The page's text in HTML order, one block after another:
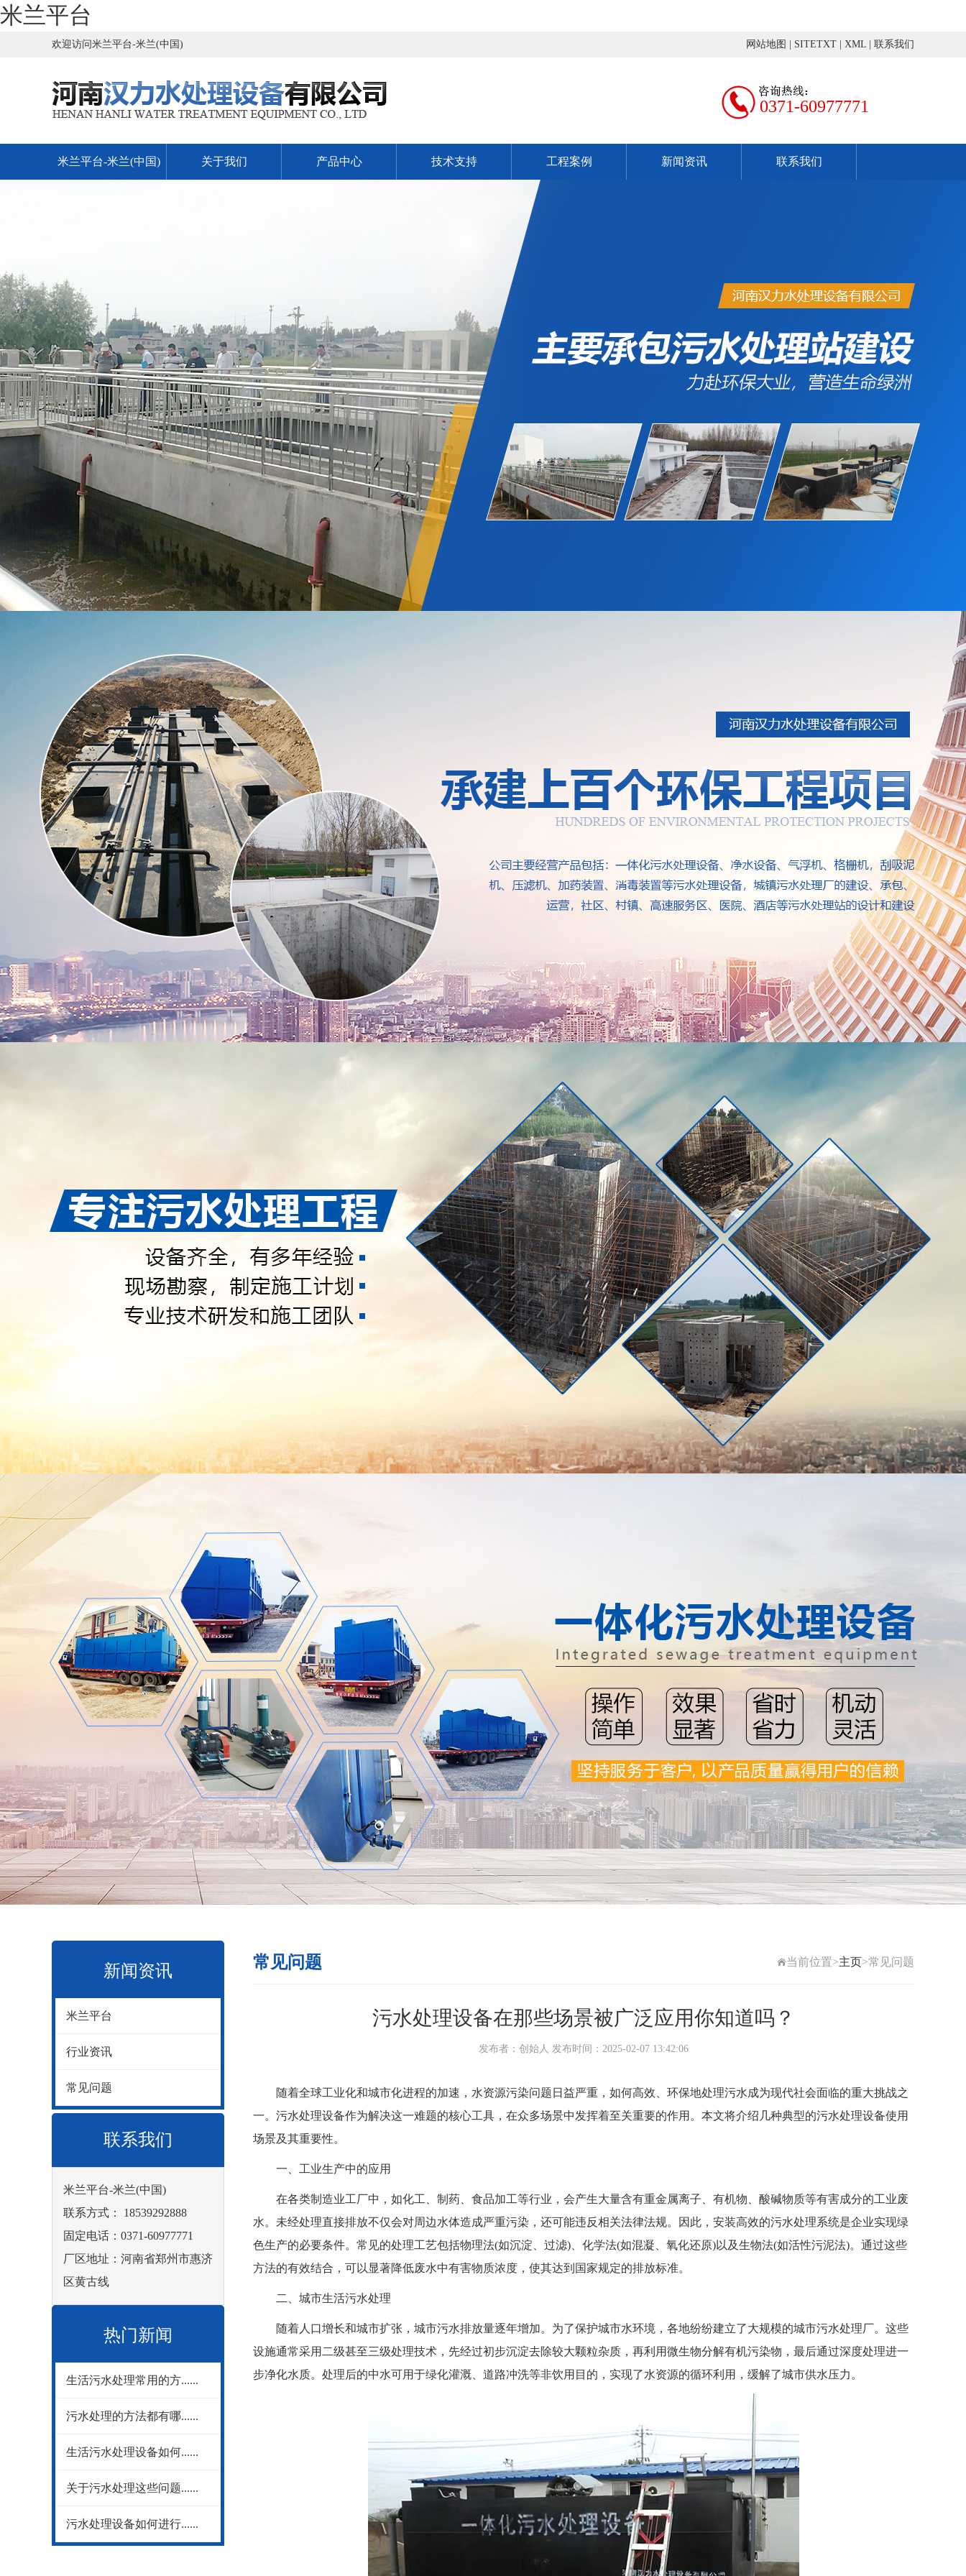
米兰平台
欢迎访问米兰平台-米兰(中国) 网站地图 SITETXT XML 联系我们
0371-60977771
米兰平台-米兰(中国) 关于我们 产品中心 技术支持 工程案例 新闻资讯 联系我们
新闻资讯
米兰平台
行业资讯
常见问题
联系我们
米兰平台-米兰(中国)
联系方式： 18539292888
固定电话：0371-60977771
厂区地址：河南省郑州市惠济
区黄古线
热门新闻
生活污水处理常用的方......
污水处理的方法都有哪......
生活污水处理设备如何......
关于污水处理这些问题......
污水处理设备如何进行......
常见问题 当前位置>主页>常见问题
污水处理设备在那些场景被广泛应用你知道吗？
发布者：创始人 发布时间：2025-02-07 13:42:06
随着全球工业化和城市化进程的加速，水资源污染问题日益严重，如何高效、环保地处理污水成为现代社会面临的重大挑战之
一。污水处理设备作为解决这一难题的核心工具，在众多场景中发挥着至关重要的作用。本文将介绍几种典型的污水处理设备使用
场景及其重要性。
一、工业生产中的应用
在各类制造业工厂中，如化工、制药、食品加工等行业，会产生大量含有重金属离子、有机物、酸碱物质等有害成分的工业废
水。未经处理直接排放不仅会对周边水体造成严重污染，还可能违反相关法律法规。因此，安装高效的污水处理系统是企业实现绿
色生产的必要条件。常见的处理工艺包括物理法(如沉淀、过滤)、化学法(如混凝、氧化还原)以及生物法(如活性污泥法)。通过这些
方法的有效结合，可以显著降低废水中有害物质浓度，使其达到国家规定的排放标准。
二、城市生活污水处理
随着人口增长和城市扩张，城市污水排放量逐年增加。为了保护城市水环境，各地纷纷建立了大规模的城市污水处理厂。这些
设施通常采用二级甚至三级处理技术，先经过初步沉淀去除较大颗粒杂质，再利用微生物分解有机污染物，最后通过深度处理进一
步净化水质。处理后的中水可用于绿化灌溉、道路冲洗等非饮用目的，实现了水资源的循环利用，缓解了城市供水压力。